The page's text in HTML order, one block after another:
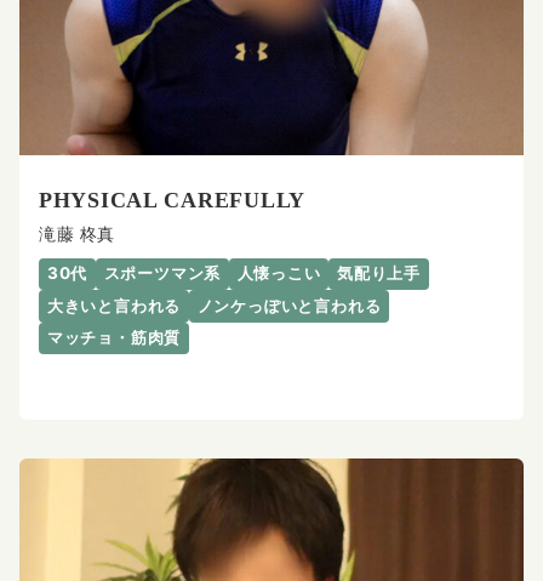
PHYSICAL CAREFULLY
滝藤 柊真
30代 スポーツマン系 人懐っこい
気配り上手
大きいと言われる
ノンケっぽいと言われる
マッチョ・筋肉質